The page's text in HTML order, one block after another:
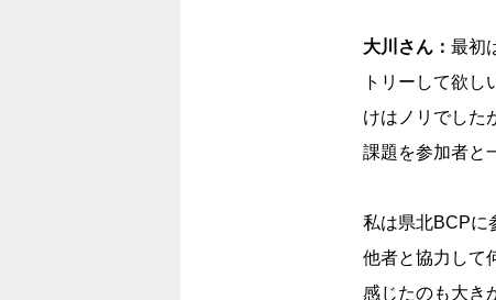
大川さん： 最初
トリーして欲
けはノリでした
課題を参加者と
私は県北BCPに
他者と協力して
感じたのも大き